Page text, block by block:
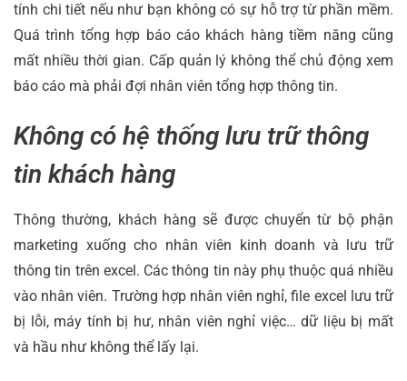
tính chi tiết nếu như bạn không có sự hỗ trợ từ phần mềm.
Quá trình tổng hợp báo cáo khách hàng tiềm năng cũng
mất nhiều thời gian. Cấp quản lý không thể chủ động xem
báo cáo mà phải đợi nhân viên tổng hợp thông tin.
Không có hệ thống lưu trữ thông
tin khách hàng
Thông thường, khách hàng sẽ được chuyển từ bộ phận
marketing xuống cho nhân viên kinh doanh và lưu trữ
thông tin trên excel. Các thông tin này phụ thuộc quá nhiều
vào nhân viên. Trường hợp nhân viên nghỉ, file excel lưu trữ
bị lỗi, máy tính bị hư, nhân viên nghỉ việc… dữ liệu bị mất
và hầu như không thể lấy lại.